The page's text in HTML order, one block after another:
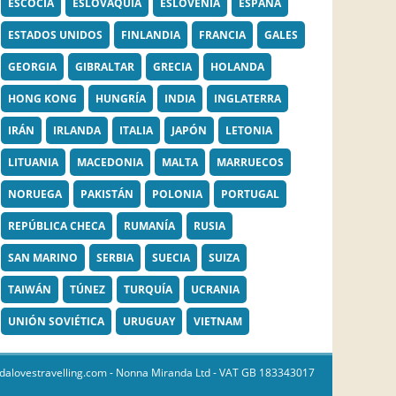
ESCOCIA ESLOVAQUIA ESLOVENIA ESPAÑA
ESTADOS UNIDOS FINLANDIA FRANCIA GALES
GEORGIA GIBRALTAR GRECIA HOLANDA
HONG KONG HUNGRÍA INDIA INGLATERRA
IRÁN IRLANDA ITALIA JAPÓN LETONIA
LITUANIA MACEDONIA MALTA MARRUECOS
NORUEGA PAKISTÁN POLONIA PORTUGAL
REPÚBLICA CHECA RUMANÍA RUSIA
SAN MARINO SERBIA SUECIA SUIZA
TAIWÁN TÚNEZ TURQUÍA UCRANIA
UNIÓN SOVIÉTICA URUGUAY VIETNAM
- Nonna Miranda Ltd - VAT GB 183343017